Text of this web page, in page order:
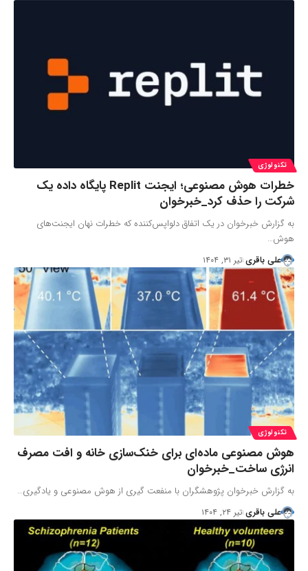
تکنولوژی
خطرات هوش مصنوعی؛ ایجنت Replit پایگاه داده یک
شرکت را حذف کرد_خبرخوان
به گزارش خبرخوان در یک اتفاق دلواپس‌کننده که خطرات نهان ایجنت‌های
هوش…
علی باقری تیر ۳۱, ۱۴۰۴
تکنولوژی
هوش مصنوعی ماده‌ای برای خنک‌سازی خانه و افت مصرف
انرژی ساخت_خبرخوان
به گزارش خبرخوان پژوهشگران با منفعت گیری از هوش مصنوعی و یادگیری…
علی باقری تیر ۲۴, ۱۴۰۴